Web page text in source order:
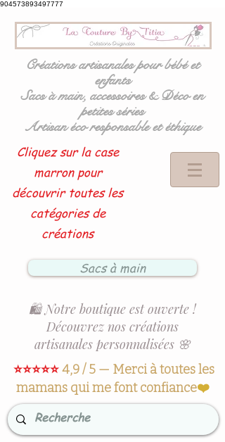
904573893497777
Créations artisanales pour bébé et
enfants
Sacs à main, accessoires & Déco en
petites séries
Artisan éco responsable et éthique
Cliquez sur la case
marron pour
découvrir toutes les
catégories de
créations
Sacs à main
🛍️ Notre boutique est ouverte !
Découvrez nos créations
artisanales personnalisées 🌸
⭐⭐⭐⭐⭐4,9 / 5 — Merci à toutes les
mamans qui me font confiance❤️